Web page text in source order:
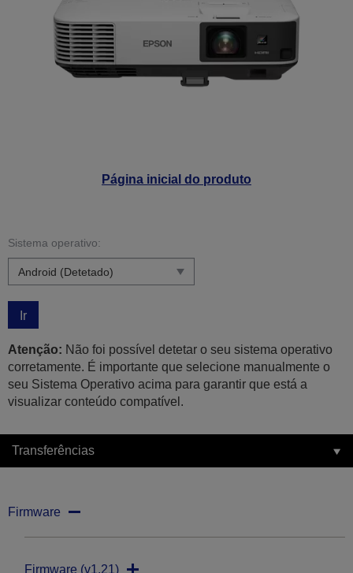
Página inicial do produto
Sistema operativo:
Ir
Atenção: Não foi possível detetar o seu sistema operativo
corretamente. É importante que selecione manualmente o
seu Sistema Operativo acima para garantir que está a
visualizar conteúdo compatível.
Transferências
Firmware
Firmware (v1.21)